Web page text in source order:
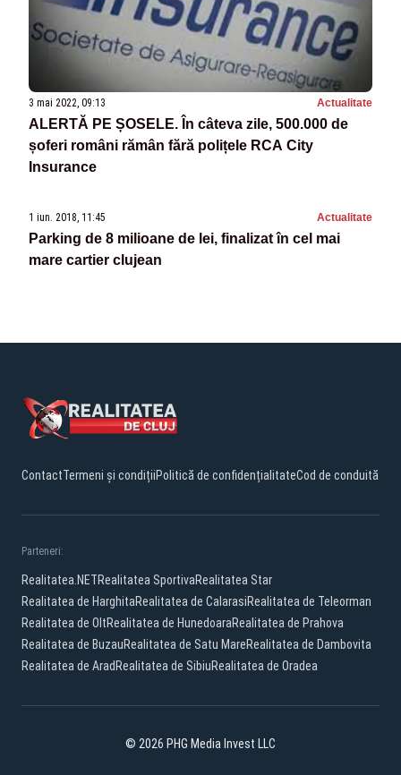
3 mai 2022, 09:13 Actualitate
ALERTĂ PE ȘOSELE. În câteva zile, 500.000 de
șoferi români rămân fără polițele RCA City
Insurance
1 iun. 2018, 11:45 Actualitate
Parking de 8 milioane de lei, finalizat în cel mai
mare cartier clujean
ContactTermeni și condițiiPolitică de confidențialitateCod de conduită
Parteneri:
Realitatea.NETRealitatea SportivaRealitatea Star
Realitatea de HarghitaRealitatea de CalarasiRealitatea de Teleorman
Realitatea de OltRealitatea de HunedoaraRealitatea de Prahova
Realitatea de BuzauRealitatea de Satu MareRealitatea de Dambovita
Realitatea de Arad Realitatea de SibiuRealitatea de Oradea
© 2026 PHG Media Invest LLC